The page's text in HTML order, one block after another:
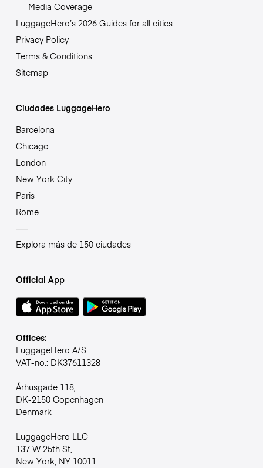
Media Coverage
LuggageHero’s 2026 Guides for all cities
Privacy Policy
Terms & Conditions
Sitemap
Ciudades LuggageHero
Barcelona
Chicago
London
New York City
Paris
Rome
Explora más de 150 ciudades
Official App
Offices:
LuggageHero A/S
VAT-no.: DK37611328
Århusgade 118,
DK-2150 Copenhagen
Denmark
LuggageHero LLC
137 W 25th St,
New York, NY 10011